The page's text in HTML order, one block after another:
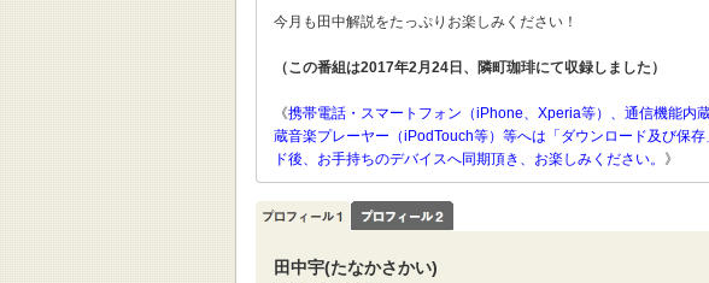
今月も田中解説をたっぷりお楽しみください！
（この番組は2017年2月24日、隣町珈琲にて収録しました）
《携帯電話・スマートフォン（iPhone、Xperia等）、通信機能内
蔵音楽プレーヤー（iPodTouch等）等へは「ダウンロード及び保
ド後、お手持ちのデバイスへ同期頂き、お楽しみください。
》
田中宇(たなかさかい)